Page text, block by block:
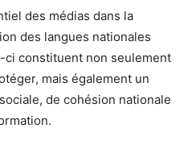
des médias dans la
des langues nationales
constituent non seulement
mais également un
de cohésion nationale